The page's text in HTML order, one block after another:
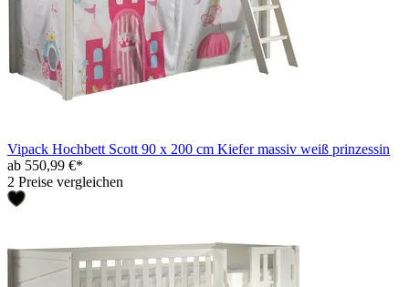
Vipack Hochbett Scott 90 x 200 cm Kiefer massiv weiß prinzessin
ab 550,99 €*
2 Preise vergleichen